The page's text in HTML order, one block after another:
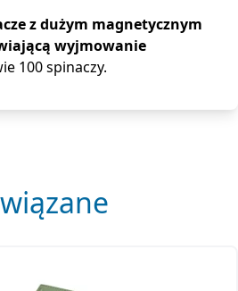
z dużym magnetycznym
wyjmowanie
100 spinaczy.